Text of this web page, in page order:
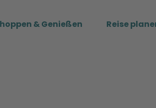
& Genießen Reise